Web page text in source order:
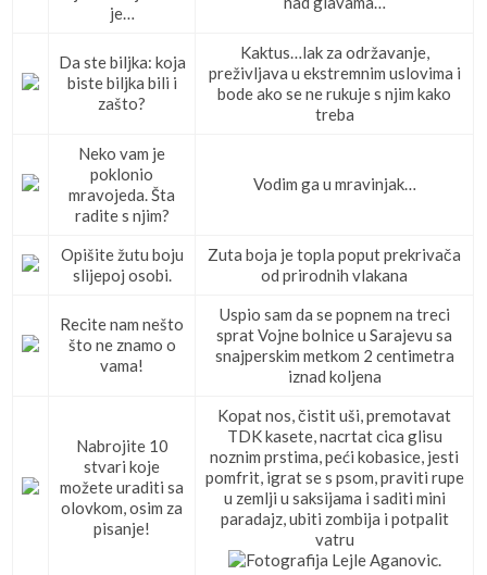
je…
Da ste biljka: koja
biste biljka bili i
zašto?
Kaktus…lak za održavanje,
preživljava u ekstremnim uslovima i
bode ako se ne rukuje s njim kako
treba
Neko vam je
poklonio
mravojeda. Šta
radite s njim?
Vodim ga u mravinjak…
Opišite žutu boju
slijepoj osobi.
Zuta boja je topla poput prekrivača
od prirodnih vlakana
Recite nam nešto
što ne znamo o
vama!
Uspio sam da se popnem na treci
sprat Vojne bolnice u Sarajevu sa
snajperskim metkom 2 centimetra
iznad koljena
Nabrojite 10
stvari koje
možete uraditi sa
olovkom, osim za
pisanje!
Kopat nos, čistit uši, premotavat
TDK kasete, nacrtat cica glisu
noznim prstima, peći kobasice, jesti
pomfrit, igrat se s psom, praviti rupe
u zemlji u saksijama i saditi mini
paradajz, ubiti zombija i potpalit
vatru